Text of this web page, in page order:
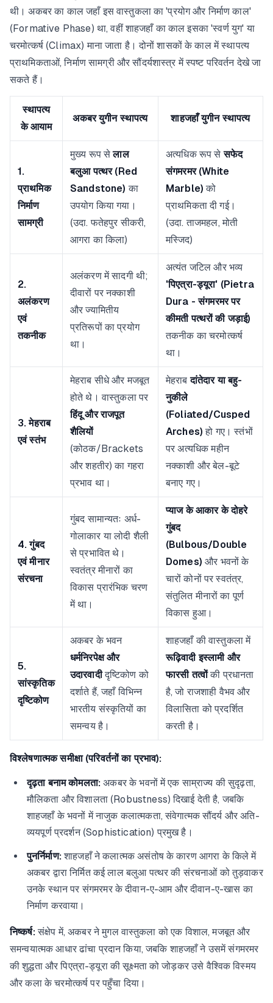
थी। अकबर का काल जहाँ इस वास्तुकला का 'प्रयोग और निर्माण काल'
(Formative Phase) था, वहीं शाहजहाँ का काल इसका 'स्वर्ण युग' या
चरमोत्कर्ष (Climax) माना जाता है। दोनों शासकों के काल में स्थापत्य
प्राथमिकताओं, निर्माण सामग्री और सौंदर्यशास्त्र में स्पष्ट परिवर्तन देखे जा
सकते हैं।
स्थापत्य
के आयाम
अकबर युगीन स्थापत्य शाहजहाँ युगीन स्थापत्य
1.
प्राथमिक
निर्माण
सामग्री
मुख्य रूप सेलाल
बलुआ पत्थर (Red
Sandstone) का
उपयोग किया गया।
(उदा. फतेहपुर सीकरी,
आगरा का किला)
अत्यधिक रूप सेसफेद
संगमरमर (White
Marble) को
प्राथमिकता दी गई।
(उदा. ताजमहल, मोती
मस्जिद)
2.
अलंकरण
एवं
तकनीक
अलंकरण में सादगी थी;
दीवारों पर नक्काशी
और ज्यामितीय
प्रतिरूपों का प्रयोग
था।
अत्यंत जटिल और भव्य
'पिएत्रा-ड्यूरा' (Pietra
Dura - संगमरमर पर
कीमती पत्थरों की जड़ाई)
तकनीक का चरमोत्कर्ष
था।
3. मेहराब
एवं स्तंभ
मेहराब सीधे और मजबूत
होते थे। वास्तुकला पर
हिंदू और राजपूत
शैलियों
(कोठक/Brackets
और शहतीर) का गहरा
प्रभाव था।
मेहराबदांतेदार या बहु-
नुकीले
(Foliated/Cusped
Arches) हो गए। स्तंभों
पर अत्यधिक महीन
नक्काशी और बेल-बूटे
बनाए गए।
4. गुंबद
एवं मीनार
संरचना
गुंबद सामान्यतः अर्ध-
गोलाकार या लोदी शैली
से प्रभावित थे।
स्वतंत्र मीनारों का
विकास प्रारंभिक चरण
में था।
प्याज के आकार के दोहरे
गुंबद
(Bulbous/Double
Domes) और भवनों के
चारों कोनों पर स्वतंत्र,
संतुलित मीनारों का पूर्ण
विकास हुआ।
5.
सांस्कृतिक
दृष्टिकोण
अकबर के भवन
धर्मनिरपेक्ष और
उदारवादीदृष्टिकोण को
दर्शाते हैं, जहाँ विभिन्न
भारतीय संस्कृतियों का
समन्वय है।
शाहजहाँ की वास्तुकला में
रूढ़िवादी इस्लामी और
फारसी तत्वोंकी प्रधानता
है, जो राजशाही वैभव और
विलासिता को प्रदर्शित
करती है।
विश्लेषणात्मक समीक्षा (परिवर्तनों का प्रभाव):
दृढ़ता बनाम कोमलता: अकबर के भवनों में एक साम्राज्य की सुदृढ़ता,
मौलिकता और विशालता (Robustness) दिखाई देती है, जबकि
शाहजहाँ के भवनों में नाजुक कलात्मकता, संवेगात्मक सौंदर्य और अति-
व्ययपूर्ण प्रदर्शन (Sophistication) प्रमुख है।
पुनर्निर्माण:शाहजहाँ ने कलात्मक असंतोष के कारण आगरा के किले में
अकबर द्वारा निर्मित कई लाल बलुआ पत्थर की संरचनाओं को तुड़वाकर
उनके स्थान पर संगमरमर के दीवान-ए-आम और दीवान-ए-खास का
निर्माण करवाया।
निष्कर्ष:संक्षेप में, अकबर ने मुगल वास्तुकला को एक विशाल, मजबूत और
समन्वयात्मक आधार ढांचा प्रदान किया, जबकि शाहजहाँ ने उसमें संगमरमर
की शुद्धता और पिएत्रा-ड्यूरा की सूक्ष्मता को जोड़कर उसे वैश्विक विस्मय
और कला के चरमोत्कर्ष पर पहुँचा दिया।